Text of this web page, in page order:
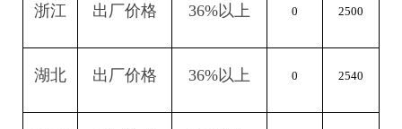
浙江 出厂价格 36%以上 0 2500
湖北 出厂价格 36%以上 0 2540